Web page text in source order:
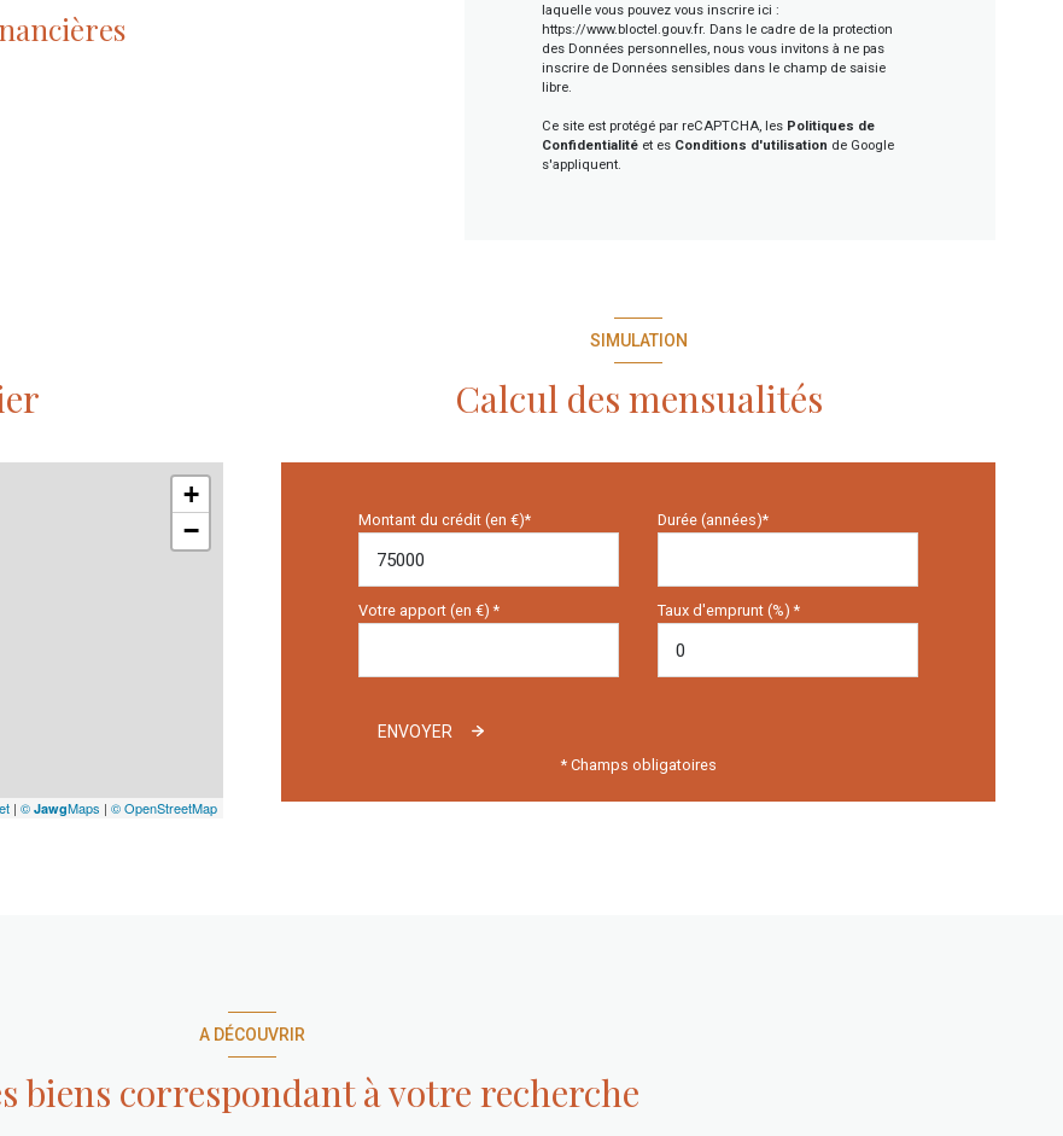
laquelle vous pouvez vous inscrire ici :
https://www.bloctel.gouv.fr. Dans le cadre de la protection
des Données personnelles, nous vous invitons à ne pas
inscrire de Données sensibles dans le champ de saisie
libre.
Ce site est protégé par reCAPTCHA, les Politiques de
Confidentialitéet es Conditions d'utilisation de Google
s'appliquent.
+
−
| © JawgMaps | © OpenStreetMap
SIMULATION
Calcul des mensualités
Montant du crédit (en €)* Durée (années)*
Votre apport (en €) * Taux d'emprunt (%) *
ENVOYER
* Champs obligatoires
A DÉCOUVRIR
biens correspondant à votre recherche